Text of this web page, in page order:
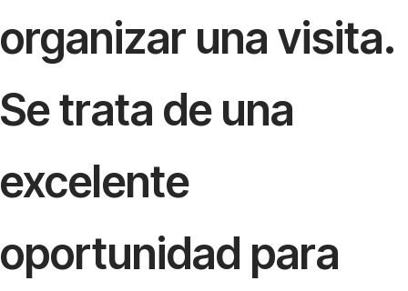
organizar una visita.
Se trata de una
excelente
oportunidad para